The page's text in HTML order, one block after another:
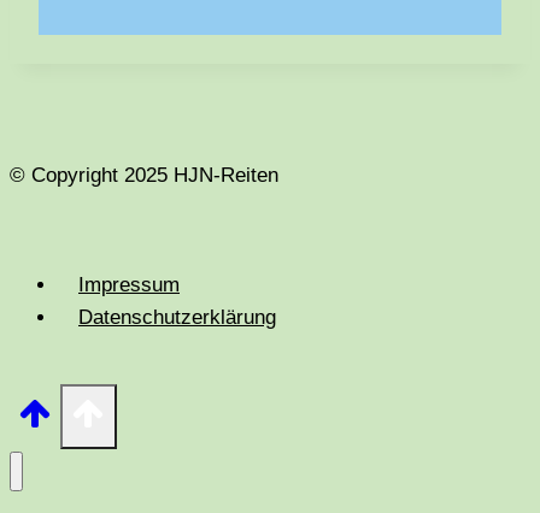
© Copyright 2025 HJN-Reiten
Impressum
Datenschutzerklärung